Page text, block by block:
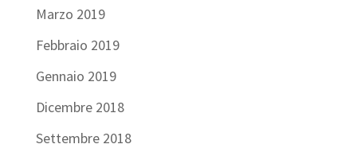
Marzo 2019
Febbraio 2019
Gennaio 2019
Dicembre 2018
Settembre 2018